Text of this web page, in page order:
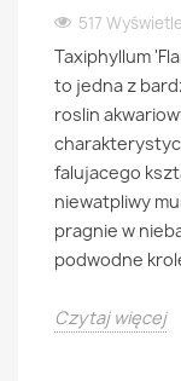
517
Taxiphyllum
to jedna z
roslin
falujacego
niewatpliwy
pragnie w
podwodne
Czytaj więcej